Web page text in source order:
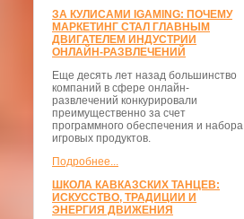
ЗА КУЛИСАМИ IGAMING: ПОЧЕМУ
МАРКЕТИНГ СТАЛ ГЛАВНЫМ
ДВИГАТЕЛЕМ ИНДУСТРИИ
ОНЛАЙН-РАЗВЛЕЧЕНИЙ
Еще десять лет назад большинство
компаний в сфере онлайн-
развлечений конкурировали
преимущественно за счет
программного обеспечения и набора
игровых продуктов.
Подробнее...
ШКОЛА КАВКАЗСКИХ ТАНЦЕВ:
ИСКУССТВО, ТРАДИЦИИ И
ЭНЕРГИЯ ДВИЖЕНИЯ